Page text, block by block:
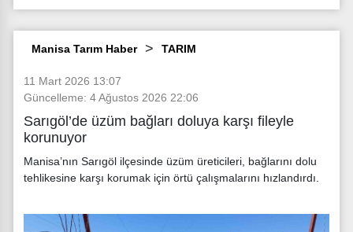
Manisa Tarım Haber TARIM
11 Mart 2026 13:07
Güncelleme: 4 Ağustos 2026 22:06
Sarıgöl’de üzüm bağları doluya karşı fileyle
korunuyor
Manisa’nın Sarıgöl ilçesinde üzüm üreticileri, bağlarını dolu
tehlikesine karşı korumak için örtü çalışmalarını hızlandırdı.